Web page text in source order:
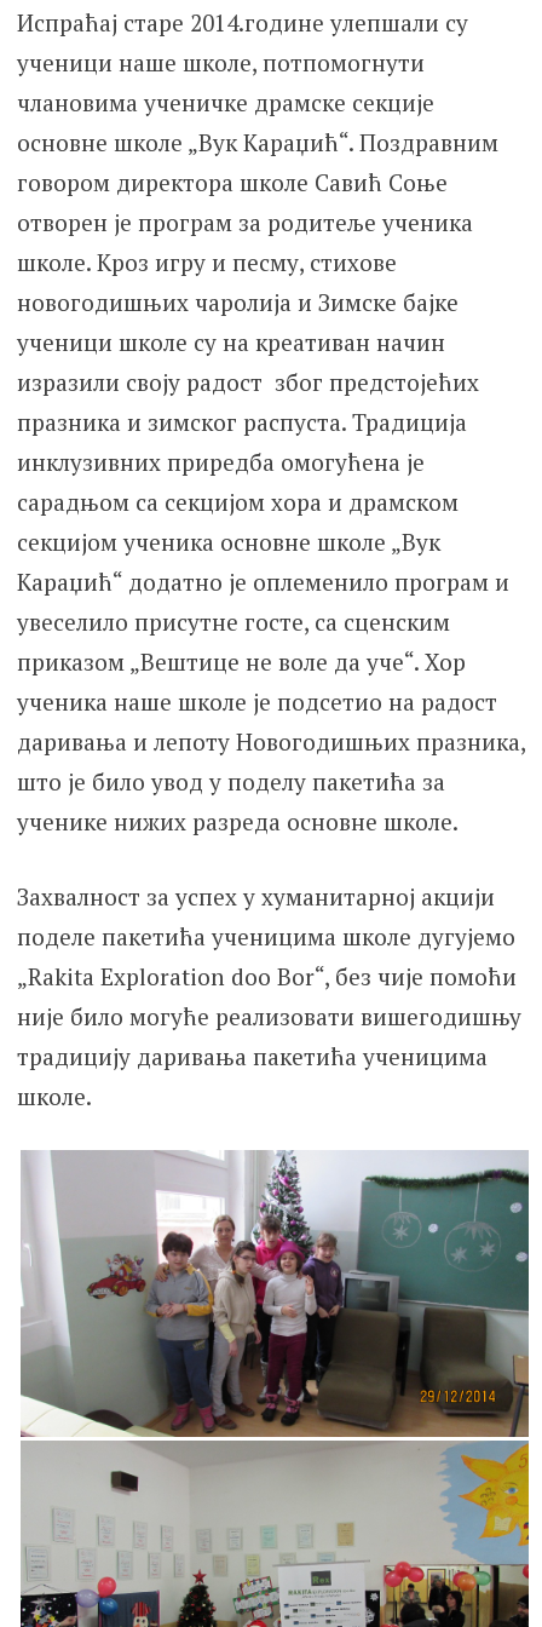
Испраћај старе 2014.године улепшали су
ученици наше школе, потпомогнути
члановима ученичке драмске секције
основне школе „Вук Караџић“. Поздравним
говором директора школе Савић Соње
отворен је програм за родитеље ученика
школе. Кроз игру и песму, стихове
новогодишњих чаролија и Зимске бајке
ученици школе су на креативан начин
изразили своју радост због предстојећих
празника и зимског распуста. Традиција
инклузивних приредба омогућена је
сарадњом са секцијом хора и драмском
секцијом ученика основне школе „Вук
Караџић“ додатно је оплеменило програм и
увеселило присутне госте, са сценским
приказом „Вештице не воле да уче“. Хор
ученика наше школе је подсетио на радост
даривања и лепоту Новогодишњих празника,
што је било увод у поделу пакетића за
ученике нижих разреда основне школе.
Захвалност за успех у хуманитарној акцији
поделе пакетића ученицима школе дугујемо
„Rakita Exploration doo Bor“, без чије помоћи
није било могуће реализовати вишегодишњу
традицију даривања пакетића ученицима
школе.